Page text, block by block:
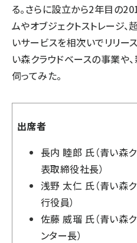
る。さらに設立から2年目の
ムやオブジェクトストレージ
いサービスを相次いでリリー
い森クラウドベースの事業や
伺ってみた。
出席者
長内 睦郎 氏（青い森
表取締役社長）
浅野 太仁 氏（青い森
行役員）
佐藤 威瑠 氏（青い森
ンター長）